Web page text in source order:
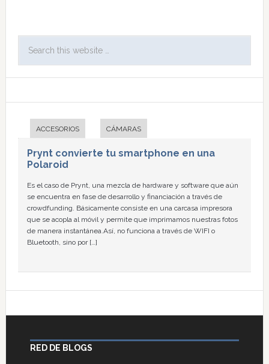
ACCESORIOS CÁMARAS
Prynt convierte tu smartphone en una
Polaroid
Es el caso de Prynt, una mezcla de hardware y software que aún
se encuentra en fase de desarrollo y financiación a través de
crowdfunding. Básicamente consiste en una carcasa impresora
que se acopla al móvil y permite que imprimamos nuestras fotos
de manera instantánea.Así, no funciona a través de WIFI o
Bluetooth, sino por […]
RED DE BLOGS